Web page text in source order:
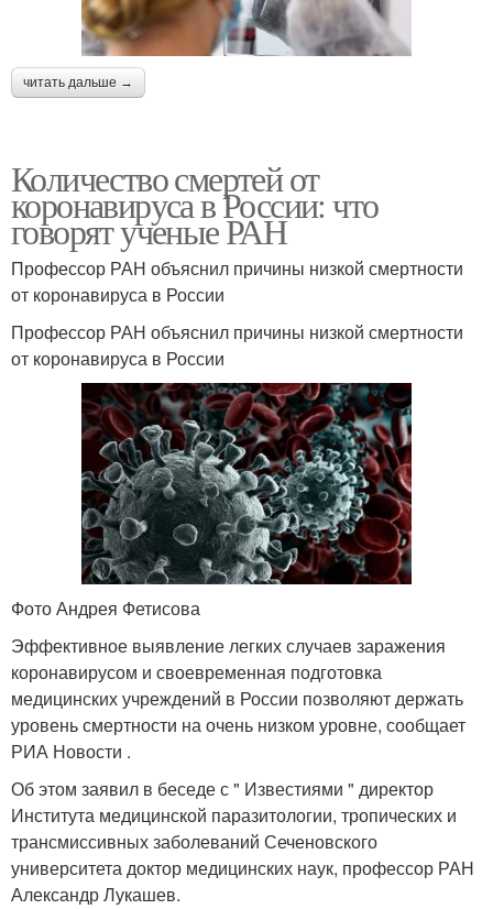
читать дальше →
Количество смертей от
коронавируса в России: что
говорят ученые РАН
Профессор РАН объяснил причины низкой смертности
от коронавируса в России
Профессор РАН объяснил причины низкой смертности
от коронавируса в России
Фото Андрея Фетисова
Эффективное выявление легких случаев заражения
коронавирусом и своевременная подготовка
медицинских учреждений в России позволяют держать
уровень смертности на очень низком уровне, сообщает
РИА Новости .
Об этом заявил в беседе с " Известиями " директор
Института медицинской паразитологии, тропических и
трансмиссивных заболеваний Сеченовского
университета доктор медицинских наук, профессор РАН
Александр Лукашев.